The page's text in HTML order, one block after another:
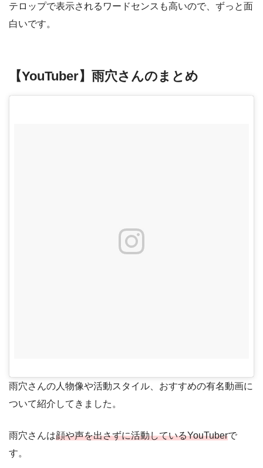
テロップで表示されるワードセンスも高いので、ずっと面
白いです。
【YouTuber】雨穴さんのまとめ
雨穴さんの人物像や活動スタイル、おすすめの有名動画に
ついて紹介してきました。
雨穴さんは顔や声を出さずに活動しているYouTuberで
す。